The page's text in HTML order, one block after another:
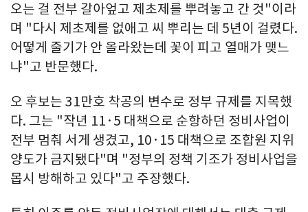
오는 걸 전부 갈아엎고 제초제를 뿌려놓고 간 것"이라
며 "다시 제초제를 없애고 씨 뿌리는 데 5년이 걸렸다.
어떻게 줄기가 안 올라왔는데 꽃이 피고 열매가 맺느
냐"고 반문했다.
오 후보는 31만호 착공의 변수로 정부 규제를 지목했
다. 그는 "작년 11·5 대책으로 순항하던 정비사업이
전부 멈춰 서게 생겼고, 10·15 대책으로 조합원 지위
양도가 금지됐다"며 "정부의 정책 기조가 정비사업을
몹시 방해하고 있다"고 주장했다.